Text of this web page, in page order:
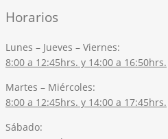
Horarios
Lunes – Jueves – Viernes:
8:00 a 12:45hrs. y 14:00 a 16:50hrs.
Martes – Miércoles:
8:00 a 12:45hrs. y 14:00 a 17:45hrs.
Sábado: